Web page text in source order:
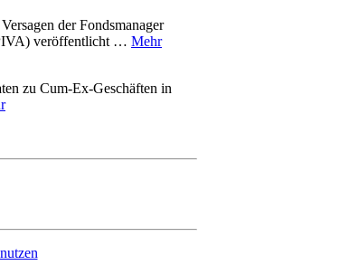
der Fondsmanager
veröffentlicht … Mehr
zu Cum-Ex-Geschäften in